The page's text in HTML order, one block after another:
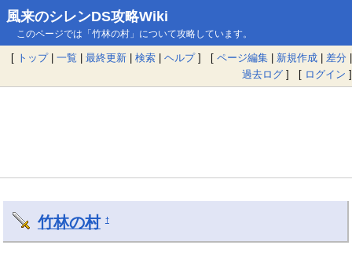
風来のシレンDS攻略Wiki
このページでは「竹林の村」について攻略しています。
[ トップ| 一覧 | 最終更新 | 検索 | ヘルプ] [ ページ編集 | 新規作成 | 差分 |
過去ログ ] [ ログイン ]
竹林の村 †